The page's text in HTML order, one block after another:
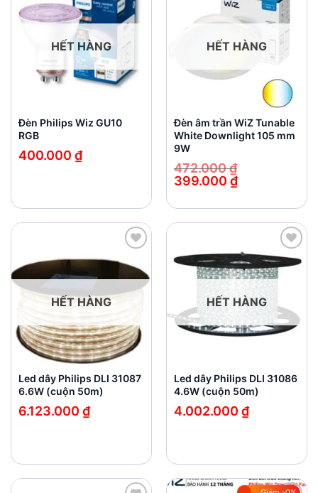
Add to
wishlist
HẾT HÀNG
Đèn Philips Wiz GU10
RGB
400.000 ₫
Add to
wishlist
HẾT HÀNG
Đèn âm trần WiZ Tunable
White Downlight 105 mm
9W
472.000₫
là:
399.000 ₫
tại
399.000 ₫.
Add to
wishlist
HẾT HÀNG
Led dây Philips DLI 31087
6.6W (cuộn 50m)
6.123.000 ₫
Add to
wishlist
HẾT HÀNG
Led dây Philips DLI 31086
4.6W (cuộn 50m)
4.002.000 ₫